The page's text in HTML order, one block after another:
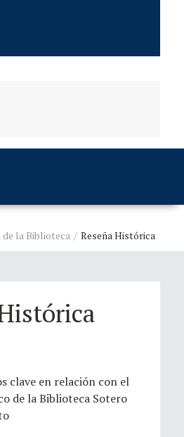
de la Biblioteca Reseña Histórica
clave en relación con el
de la Biblioteca Sotero